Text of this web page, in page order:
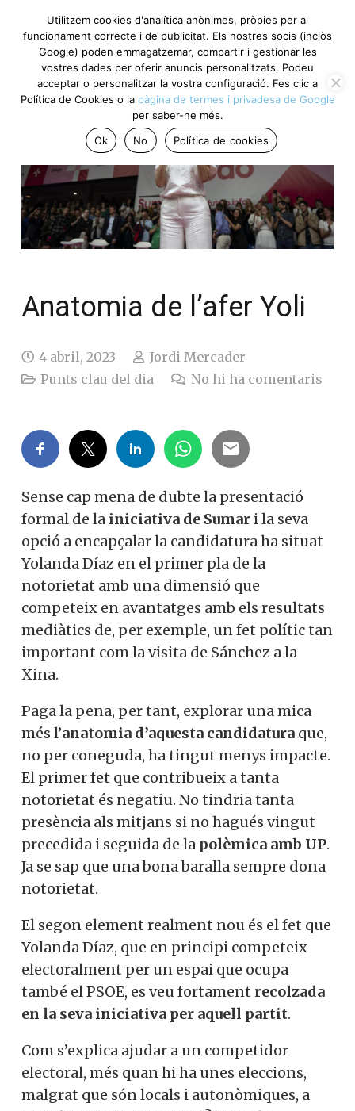
Anatomia de l’afer Yoli
4 abril, 2023
Jordi Mercader
Punts clau del dia
No hi ha comentaris
Sense cap mena de dubte la presentació
formal de la iniciativa de Sumar i la seva
opció a encapçalar la candidatura ha situat
Yolanda Díaz en el primer pla de la
notorietat amb una dimensió que
competeix en avantatges amb els resultats
mediàtics de, per exemple, un fet polític tan
important com la visita de Sánchez a la
Xina.
Paga la pena, per tant, explorar una mica
més l’anatomia d’aquesta candidatura que,
no per coneguda, ha tingut menys impacte.
El primer fet que contribueix a tanta
notorietat és negatiu. No tindria tanta
presència als mitjans si no hagués vingut
precedida i seguida de la polèmica amb UP.
Ja se sap que una bona baralla sempre dona
notorietat.
El segon element realment nou és el fet que
Yolanda Díaz, que en principi competeix
electoralment per un espai que ocupa
també el PSOE, es veu fortament recolzada
en la seva iniciativa per aquell partit.
Com s’explica ajudar a un competidor
electoral, més quan hi ha unes eleccions,
malgrat que són locals i autonòmiques, a
Utilitzem cookies d'analítica anònimes, pròpies per al
funcionament correcte i de publicitat. Els nostres socis (inclòs
Google) poden emmagatzemar, compartir i gestionar les
vostres dades per oferir anuncis personalitzats. Podeu
acceptar o personalitzar la vostra configuració. Fes clic a
Política de Cookies o la pàgina de termes i privadesa de Google
per saber-ne més.
Ok
No Política de cookies